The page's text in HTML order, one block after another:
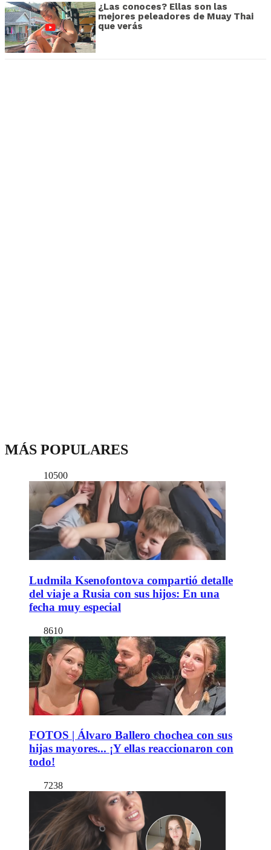
¿Las conoces? Ellas son las
mejores peleadores de Muay Thai
que verás
MÁS POPULARES
10500
Ludmila Ksenofontova compartió detalle
del viaje a Rusia con sus hijos: En una
fecha muy especial
8610
FOTOS | Álvaro Ballero chochea con sus
hijas mayores... ¡Y ellas reaccionaron con
todo!
7238